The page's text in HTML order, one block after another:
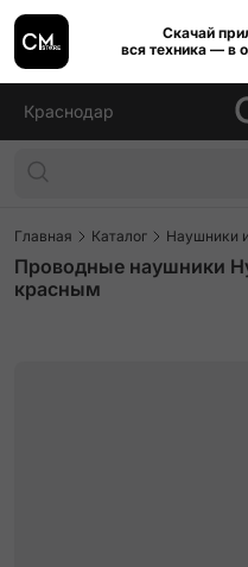
Скачай
вся техника — в
Краснодар
Главная Каталог Наушники
Проводные наушники
красным